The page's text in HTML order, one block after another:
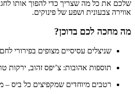
את כל מה שצריך כדי להפוך אותו
צבעונית ושפע של פינוקים.
מחכה לכם בדוכן?
שניצלים עסיסיים מצופים בפירורי לחם
תוספות אהובות: צ’יפס זהוב, ירקות
רטבים מיוחדים שמקפיצים כל ביס –